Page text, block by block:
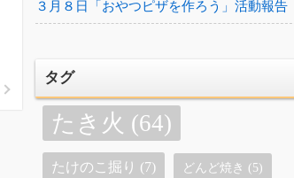
３月８日「おやつピザを作ろう」活動報告
タグ
たき火 (64)
たけのこ掘り (7) どんど焼き (5)